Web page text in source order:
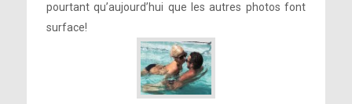
pourtant qu’aujourd’hui que les autres photos font
surface!